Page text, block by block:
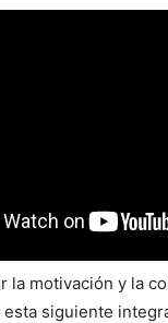
la motivación y la
siguiente